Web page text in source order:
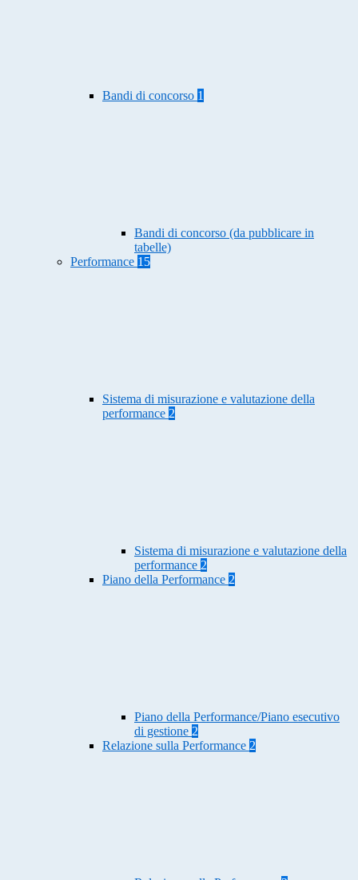
Bandi di concorso 1
Bandi di concorso (da pubblicare in
tabelle)
Performance 15
Sistema di misurazione e valutazione della
performance 2
Sistema di misurazione e valutazione della
performance 2
Piano della Performance 2
Piano della Performance/Piano esecutivo
di gestione 2
Relazione sulla Performance 2